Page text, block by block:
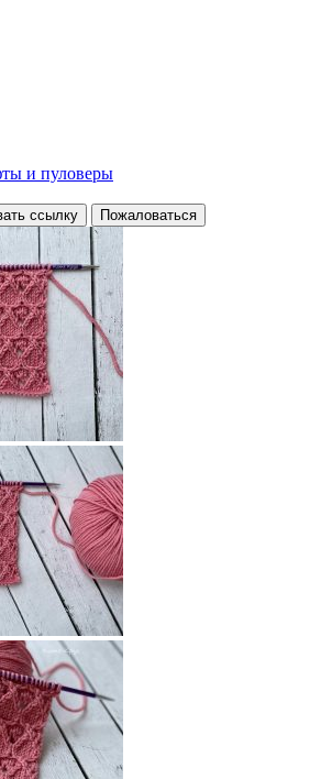
и пуловеры
ссылку Пожаловаться